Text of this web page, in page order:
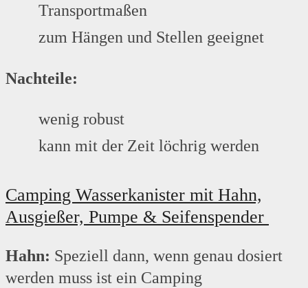
Transportmaßen
zum Hängen und Stellen geeignet
Nachteile:
wenig robust
kann mit der Zeit löchrig werden
Camping Wasserkanister mit Hahn,
Ausgießer, Pumpe & Seifenspender
Hahn: Speziell dann, wenn genau dosiert
werden muss ist ein Camping